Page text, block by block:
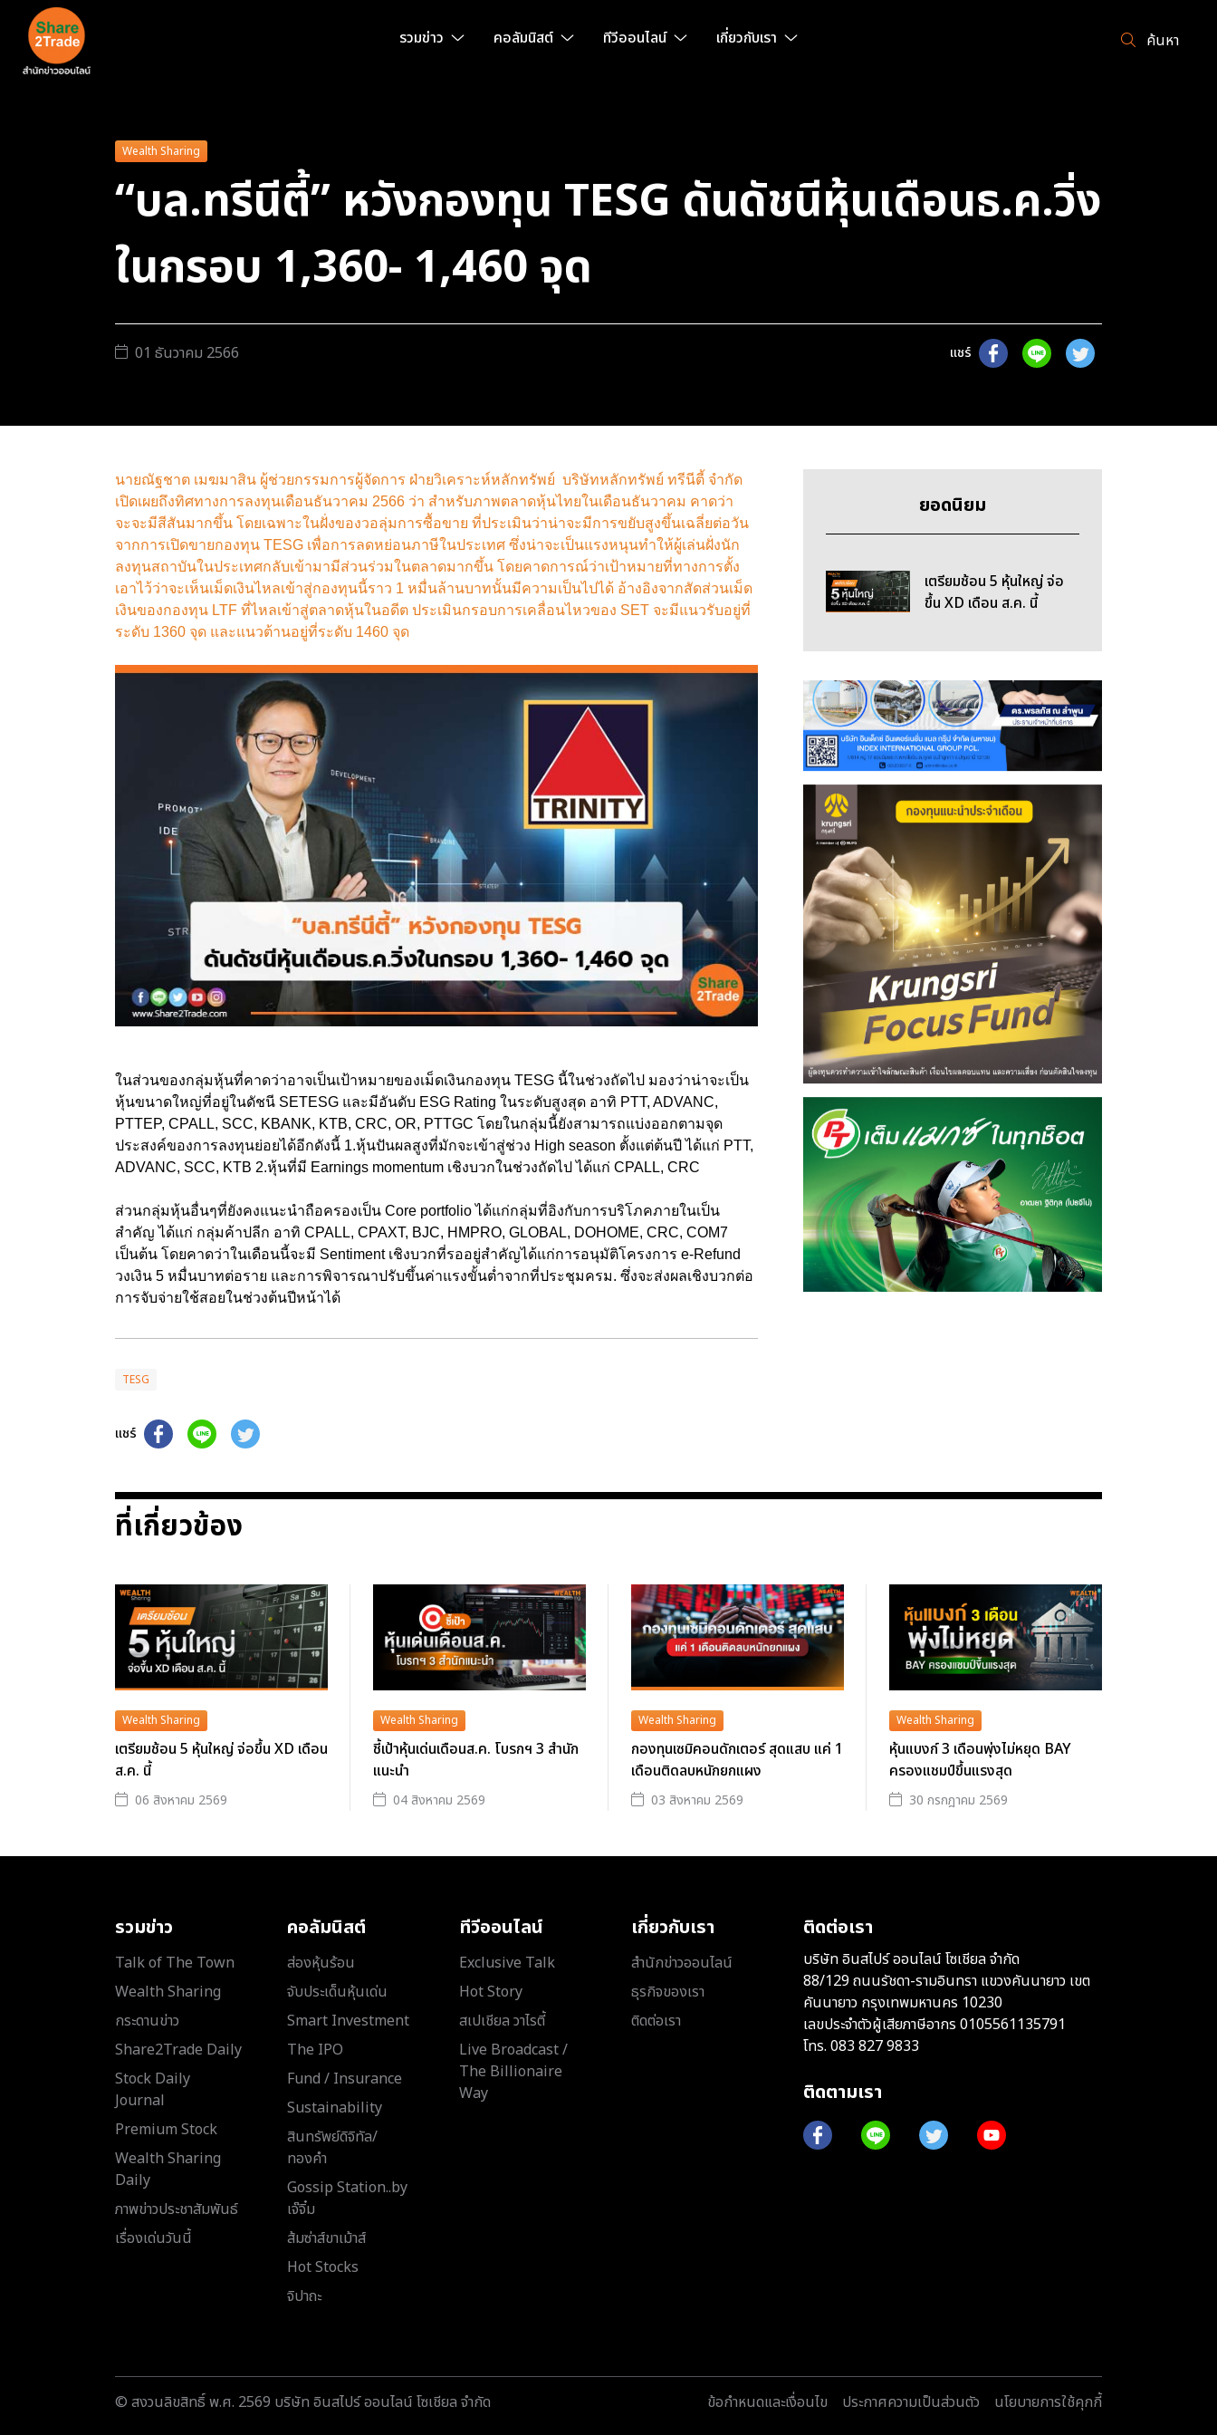
รวมข่าว คอลัมนิสต์ ทีวีออนไลน์ เกี่ยวกับเรา ค้นหา
Wealth Sharing
“บล.ทรีนีตี้” หวังกองทุน TESG ดันดัชนีหุ้นเดือนธ.ค.วิ่ง
ในกรอบ 1,360- 1,460 จุด
01 ธันวาคม 2566 แชร์
นายณัฐชาต เมฆมาสิน ผู้ช่วยกรรมการผู้จัดการ ฝ่ายวิเคราะห์หลักทรัพย์ บริษัทหลักทรัพย์ ทรีนีตี้ จำกัด
เปิดเผยถึงทิศทางการลงทุนเดือนธันวาคม 2566 ว่า สำหรับภาพตลาดหุ้นไทยในเดือนธันวาคม คาดว่า
จะจะมีสีสันมากขึ้น โดยเฉพาะในฝั่งของวอลุ่มการซื้อขาย ที่ประเมินว่าน่าจะมีการขยับสูงขึ้นเฉลี่ยต่อวัน
จากการเปิดขายกองทุน TESG เพื่อการลดหย่อนภาษีในประเทศ ซึ่งน่าจะเป็นแรงหนุนทำให้ผู้เล่นฝั่งนัก
ลงทุนสถาบันในประเทศกลับเข้ามามีส่วนร่วมในตลาดมากขึ้น โดยคาดการณ์ว่าเป้าหมายที่ทางการตั้ง
เอาไว้ว่าจะเห็นเม็ดเงินไหลเข้าสู่กองทุนนี้ราว 1 หมื่นล้านบาทนั้นมีความเป็นไปได้ อ้างอิงจากสัดส่วนเม็ด
เงินของกองทุน LTF ที่ไหลเข้าสู่ตลาดหุ้นในอดีต ประเมินกรอบการเคลื่อนไหวของ SET จะมีแนวรับอยู่ที่
ระดับ 1360 จุด และแนวต้านอยู่ที่ระดับ 1460 จุด
ในส่วนของกลุ่มหุ้นที่คาดว่าอาจเป็นเป้าหมายของเม็ดเงินกองทุน TESG นี้ในช่วงถัดไป มองว่าน่าจะเป็น
หุ้นขนาดใหญ่ที่อยู่ในดัชนี SETESG และมีอันดับ ESG Rating ในระดับสูงสุด อาทิ PTT, ADVANC,
PTTEP, CPALL, SCC, KBANK, KTB, CRC, OR, PTTGC โดยในกลุ่มนี้ยังสามารถแบ่งออกตามจุด
ประสงค์ของการลงทุนย่อยได้อีกดังนี้ 1.หุ้นปันผลสูงที่มักจะเข้าสู่ช่วง High season ตั้งแต่ต้นปี ได้แก่ PTT,
ADVANC, SCC, KTB 2.หุ้นที่มี Earnings momentum เชิงบวกในช่วงถัดไป ได้แก่ CPALL, CRC
ส่วนกลุ่มหุ้นอื่นๆที่ยังคงแนะนำถือครองเป็น Core portfolio ได้แก่กลุ่มที่อิงกับการบริโภคภายในเป็น
สำคัญ ได้แก่ กลุ่มค้าปลีก อาทิ CPALL, CPAXT, BJC, HMPRO, GLOBAL, DOHOME, CRC, COM7
เป็นต้น โดยคาดว่าในเดือนนี้จะมี Sentiment เชิงบวกที่รออยู่สำคัญได้แก่การอนุมัติโครงการ e-Refund
วงเงิน 5 หมื่นบาทต่อราย และการพิจารณาปรับขึ้นค่าแรงขั้นต่ำจากที่ประชุมครม. ซึ่งจะส่งผลเชิงบวกต่อ
การจับจ่ายใช้สอยในช่วงต้นปีหน้าได้
TESG
แชร์
ยอดนิยม
เตรียมช้อน 5 หุ้นใหญ่ จ่อ
ขึ้น XD เดือน ส.ค. นี้
ที่เกี่ยวข้อง
Wealth Sharing
เตรียมช้อน 5 หุ้นใหญ่ จ่อขึ้น XD เดือน
ส.ค. นี้
06 สิงหาคม 2569
Wealth Sharing
ชี้เป้าหุ้นเด่นเดือนส.ค. โบรกฯ 3 สำนัก
แนะนำ
04 สิงหาคม 2569
Wealth Sharing
กองทุนเซมิคอนดักเตอร์ สุดแสบ แค่ 1
เดือนติดลบหนักยกแผง
03 สิงหาคม 2569
Wealth Sharing
หุ้นแบงก์ 3 เดือนพุ่งไม่หยุด BAY
ครองแชมป์ขึ้นแรงสุด
30 กรกฎาคม 2569
รวมข่าว
Talk of The Town
Wealth Sharing
กระดานข่าว
Share2Trade Daily
Stock Daily
Journal
Premium Stock
Wealth Sharing
Daily
ภาพข่าวประชาสัมพันธ์
เรื่องเด่นวันนี้
คอลัมนิสต์
ส่องหุ้นร้อน
จับประเด็นหุ้นเด่น
Smart Investment
The IPO
Fund / Insurance
Sustainability
สินทรัพย์ดิจิทัล/
ทองคำ
Gossip Station..by
เจ๊จิ๋ม
ส้มซ่าส์ขาเม้าส์
Hot Stocks
จิปาถะ
ทีวีออนไลน์
Exclusive Talk
Hot Story
สเปเชียล วาไรตี้
Live Broadcast /
The Billionaire
Way
เกี่ยวกับเรา
สำนักข่าวออนไลน์
ธุรกิจของเรา
ติดต่อเรา
ติดต่อเรา
บริษัท อินสไปร์ ออนไลน์ โซเชียล จำกัด
88/129 ถนนรัชดา-รามอินทรา แขวงคันนายาว เขต
คันนายาว กรุงเทพมหานคร 10230
เลขประจำตัวผู้เสียภาษีอากร 0105561135791
โทร. 083 827 9833
ติดตามเรา
© สงวนลิขสิทธิ์ พ.ศ. 2569 บริษัท อินสไปร์ ออนไลน์ โซเชียล จำกัด ข้อกำหนดและเงื่อนไข ประกาศความเป็นส่วนตัว นโยบายการใช้คุกกี้